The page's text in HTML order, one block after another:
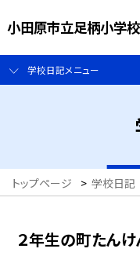
小田原市立足柄小学校
学校日記メニュー
トップページ > 学校日記
２年生の町たんけ